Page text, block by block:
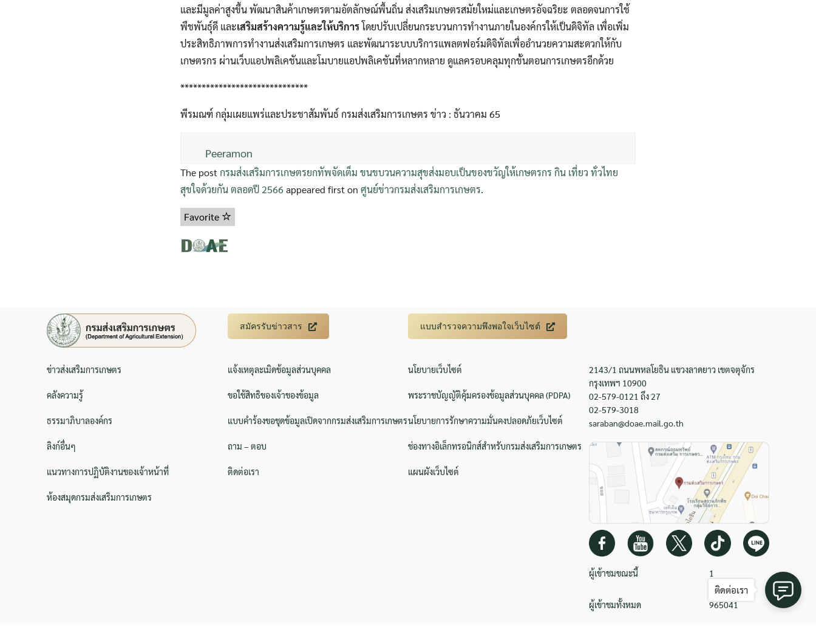
และมีมูลค่าสูงขึ้น พัฒนาสินค้าเกษตรตามอัตลักษณ์พื้นถิ่น ส่งเสริมเกษตรสมัยใหม่และเกษตรอัจฉริยะ ตลอดจนการใช้
พืชพันธุ์ดี และเสริมสร้างความรู้และให้บริการโดยปรับเปลี่ยนกระบวนการทำงานภายในองค์กรให้เป็นดิจิทัล เพื่อเพิ่ม
ประสิทธิภาพการทำงานส่งเสริมการเกษตร และพัฒนาระบบบริการแพลตฟอร์มดิจิทัลเพื่ออำนวยความสะดวกให้กับ
เกษตรกร ผ่านเว็บแอปพลิเคชันและโมบายแอปพลิเคชันที่หลากหลาย ดูแลครอบคลุมทุกขั้นตอนการเกษตรอีกด้วย
******************************
พีรมณฑ์ กลุ่มเผยแพร่และประชาสัมพันธ์ กรมส่งเสริมการเกษตร ข่าว : ธันวาคม 65
Peeramon
The postกรมส่งเสริมการเกษตรยกทัพจัดเต็ม ขนขบวนความสุขส่งมอบเป็นของขวัญให้เกษตรกร กิน เที่ยว ทั่วไทย
สุขใจด้วยกัน ตลอดปี 2566 appeared first on ศูนย์ข่าวกรมส่งเสริมการเกษตร.
Favorite
สมัครรับข่าวสาร แบบสำรวจความพึงพอใจเว็บไซต์
ข่าวส่งเสริมการเกษตร
คลังความรู้
ธรรมาภิบาลองค์กร
ลิงก์อื่นๆ
แนวทางการปฏิบัติงานของเจ้าหน้าที่
ห้องสมุดกรมส่งเสริมการเกษตร
แจ้งเหตุละเมิดข้อมูลส่วนบุคคล
ขอใช้สิทธิของเจ้าของข้อมูล
แบบคำร้องขอชุดข้อมูลเปิดจากกรมส่งเสริมการเกษตร
ถาม – ตอบ
ติดต่อเรา
นโยบายเว็บไซต์
พระราชบัญญัติคุ้มครองข้อมูลส่วนบุคคล (PDPA)
นโยบายการรักษาความมั่นคงปลอดภัยเว็บไซต์
ช่องทางอิเล็กทรอนิกส์สำหรับกรมส่งเสริมการเกษตร
แผนผังเว็บไซต์
2143/1 ถนนพหลโยธิน แขวงลาดยาว เขตจตุจักร
กรุงเทพฯ 10900
02-579-0121 ถึง 27
02-579-3018
saraban@doae.mail.go.th
ผู้เข้าชมขณะนี้ 1
ผู้เข้าชมทั้งหมด 965041
ติดต่อเรา